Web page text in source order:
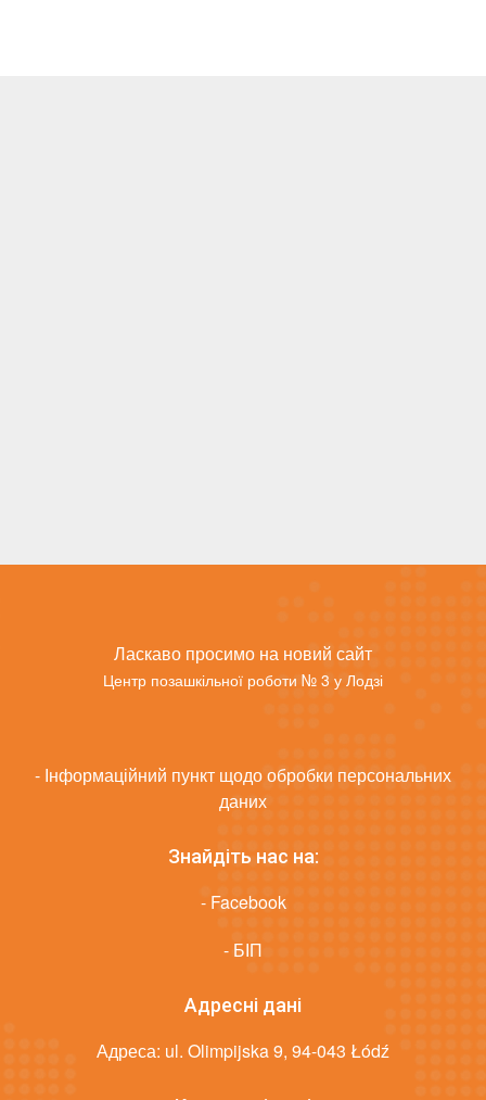
Ласкаво просимо на новий сайт
Центр позашкільної роботи № 3 у Лодзі
- Інформаційний пункт щодо обробки персональних
даних
Знайдіть нас на:
- Facebook
- БІП
Адресні дані
Адреса: ul. Olimpijska 9, 94-043 Łódź